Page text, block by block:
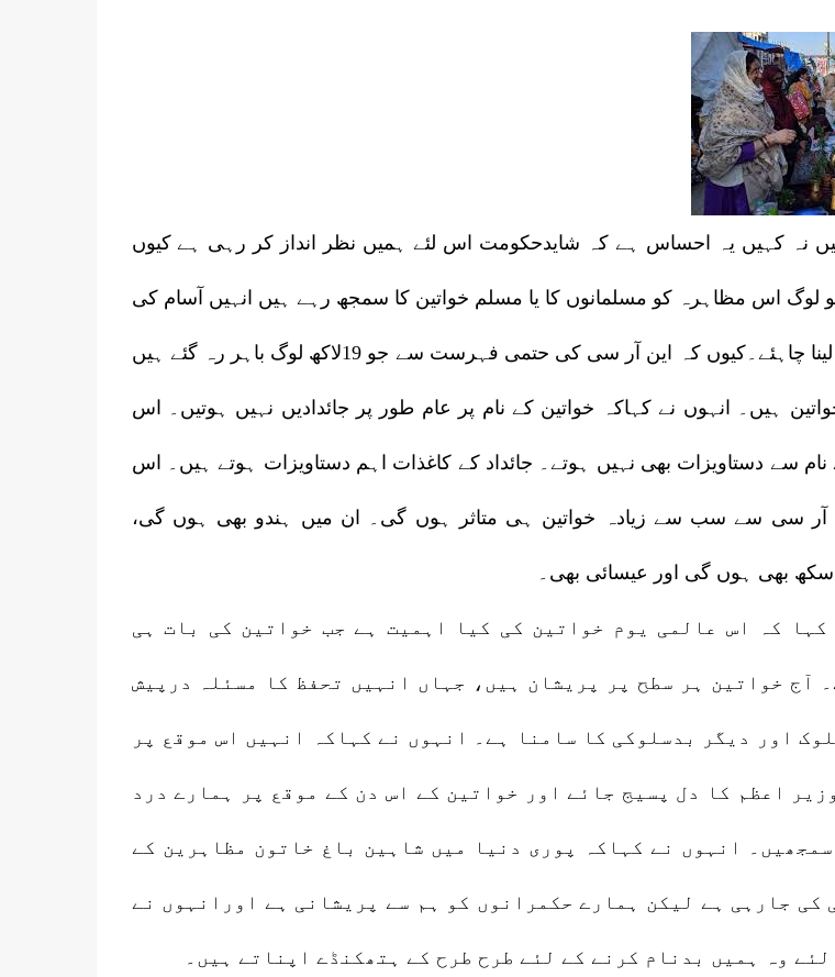
نہ کہیں یہ احساس ہے کہ شایدحکومت اس لئے ہمیں نظر انداز کر رہی ہے کیوں
اس مظاہرہ کو مسلمانوں کا یا مسلم خواتین کا سمجھ رہے ہیں انہیں آسام کی
صورت حال کاجائزہ لے لینا چاہئے۔کیوں کہ این آر سی کی حتمی فہرست سے جو 19لاکھ لوگ باہر رہ گئے ہیں
70 فیصد خواتین ہیں۔ انہوں نے کہاکہ خواتین کے نام پر عام طور پر جائدادیں نہیں ہوتیں۔ اس
سے دستاویزات بھی نہیں ہوتے۔ جائداد کے کاغذات اہم دستاویزات ہوتے ہیں۔ اس
آر سی سے سب سے زیادہ خواتین ہی متاثر ہوں گی۔ ان میں ہندو بھی ہوں گی،
بھی ہوں گی اور عیسائی بھی۔
کہا کہ اس عالمی یوم خواتین کی کیا اہمیت ہے جب خواتین کی بات ہی
آج خواتین ہر سطح پر پریشان ہیں، جہاں انہیں تحفظ کا مسئلہ درپیش
اور دیگر بدسلوکی کا سامنا ہے۔ انہوں نے کہاکہ انہیں اس موقع پر
اعظم کا دل پسیج جائے اور خواتین کے اس دن کے موقع پر ہمارے درد
انہوں نے کہاکہ پوری دنیا میں شاہین باغ خاتون مظاہرین کے
کی جارہی ہے لیکن ہمارے حکمرانوں کو ہم سے پریشانی ہے اورانہوں نے
لئے وہ ہمیں بدنام کرنے کے لئے طرح طرح کے ہتھکنڈے اپناتے ہیں۔